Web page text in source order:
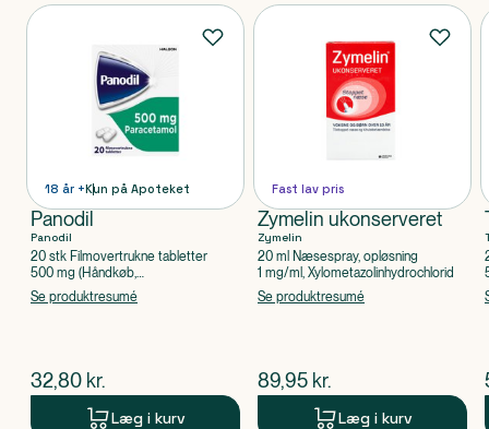
Produkter
18 år +Kun på Apoteket
Panodil
Panodil
20 stk Filmovertrukne tabletter
500 mg (Håndkøb,
apoteksforbeholdt), Paracetamol
Se produktresumé
$nuværende pris
32,80 kr.
Læg i kurv
Fast lav pris
Zymelin ukonserveret
Zymelin
20 ml Næsespray, opløsning
1 mg/ml, Xylometazolinhydrochlorid
Se produktresumé
$nuværende pris
89,95 kr.
Læg i kurv